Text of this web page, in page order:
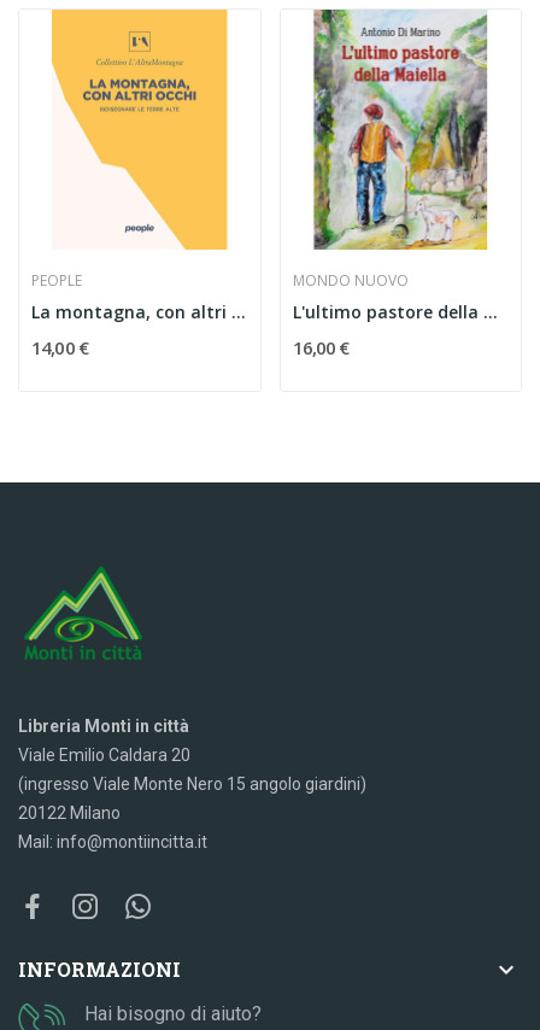
PEOPLE
La montagna, con altri occhi. Ridisegnare le...
14,00 €
MONDO NUOVO
L'ultimo pastore della Maiella
16,00 €
Libreria Monti in città
Viale Emilio Caldara 20
(ingresso Viale Monte Nero 15 angolo giardini)
20122 Milano
Mail: info@montiincitta.it
INFORMAZIONI 
Hai bisogno di aiuto?